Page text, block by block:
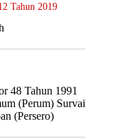
Tahun 2019
48 Tahun 1991
(Perum) Survai
(Persero)